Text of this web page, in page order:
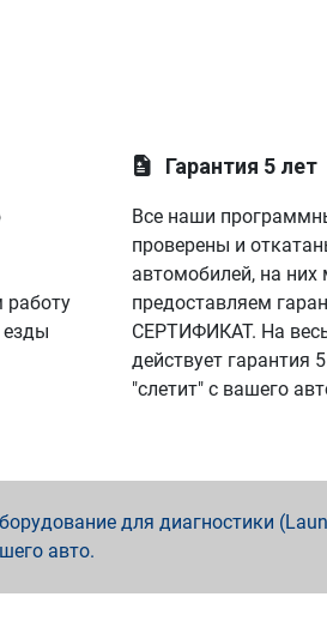
езды
Гарантия 5 лет
Все наши
проверены и
автомобилей, на них
предоставляем
СЕРТИФИКАТ. На
действует гарантия
"слетит" с вашего
для диагностики
авто.